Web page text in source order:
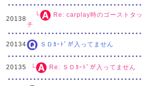
20138
└
Re: carplay時のゴーストタッ
チ
20134 ＳＤｶｰﾄﾞが入ってません
20135 └ Re: ＳＤｶｰﾄﾞが入ってません